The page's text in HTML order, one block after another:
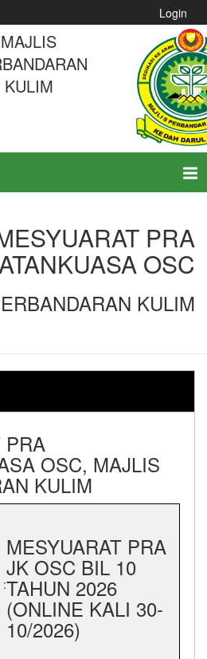
Login
MAJLIS
KULIM
PRA
OSC
KULIM
PRA
OSC, MAJLIS
KULIM
:
MESYUARAT PRA
JK OSC BIL 10
TAHUN 2026
(ONLINE KALI 30-
10/2026)